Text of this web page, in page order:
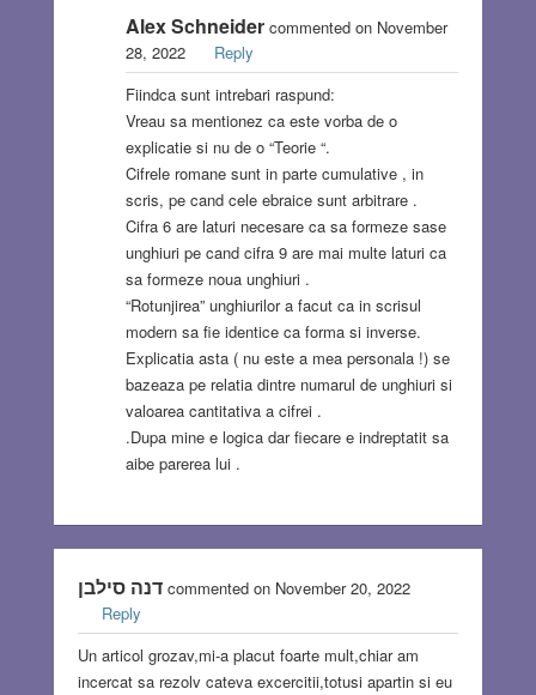
Alex Schneidercommented on November
28, 2022
Reply
Fiindca sunt intrebari raspund:
Vreau sa mentionez ca este vorba de o
explicatie si nu de o “Teorie “.
Cifrele romane sunt in parte cumulative , in
scris, pe cand cele ebraice sunt arbitrare .
Cifra 6 are laturi necesare ca sa formeze sase
unghiuri pe cand cifra 9 are mai multe laturi ca
sa formeze noua unghiuri .
“Rotunjirea” unghiurilor a facut ca in scrisul
modern sa fie identice ca forma si inverse.
Explicatia asta ( nu este a mea personala !) se
bazeaza pe relatia dintre numarul de unghiuri si
valoarea cantitativa a cifrei .
.Dupa mine e logica dar fiecare e indreptatit sa
aibe parerea lui .
דנה סילבןcommented on November 20, 2022
Reply
Un articol grozav,mi-a placut foarte mult,chiar am
incercat sa rezolv cateva excercitii,totusi apartin si eu